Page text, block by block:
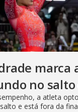
marca
no salto
a atleta
e está fora da